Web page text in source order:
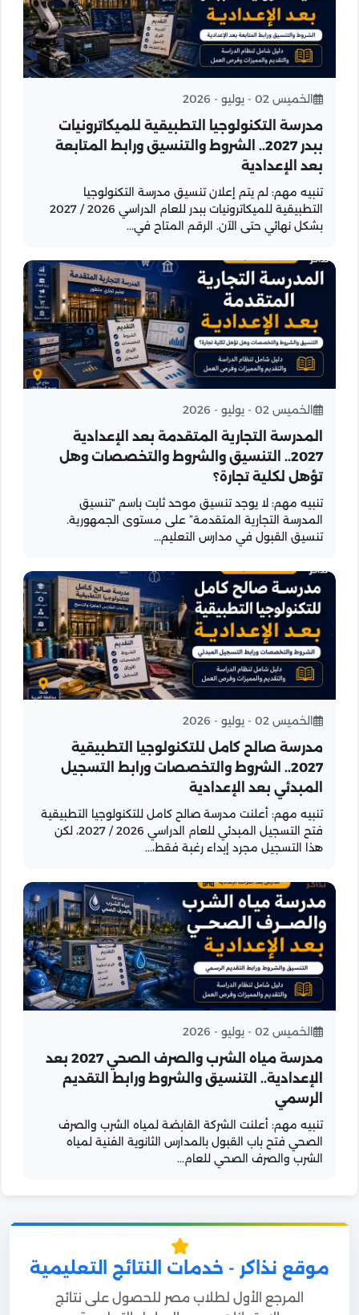
الخميس 02 - يوليو - 2026
مدرسة التكنولوجيا التطبيقية للميكاترونيات
ببدر 2027.. الشروط والتنسيق ورابط المتابعة
بعد الإعدادية
تنبيه مهم: لم يتم إعلان تنسيق مدرسة التكنولوجيا
التطبيقية للميكاترونيات ببدر للعام الدراسي 2026 / 2027
بشكل نهائي حتى الآن. الرقم المتاح في...
الخميس 02 - يوليو - 2026
المدرسة التجارية المتقدمة بعد الإعدادية
2027.. التنسيق والشروط والتخصصات وهل
تؤهل لكلية تجارة؟
تنبيه مهم: لا يوجد تنسيق موحد ثابت باسم “تنسيق
المدرسة التجارية المتقدمة” على مستوى الجمهورية.
تنسيق القبول في مدارس التعليم...
الخميس 02 - يوليو - 2026
مدرسة صالح كامل للتكنولوجيا التطبيقية
2027.. الشروط والتخصصات ورابط التسجيل
المبدئي بعد الإعدادية
تنبيه مهم: أعلنت مدرسة صالح كامل للتكنولوجيا التطبيقية
فتح التسجيل المبدئي للعام الدراسي 2026 / 2027، لكن
هذا التسجيل مجرد إبداء رغبة فقط،...
الخميس 02 - يوليو - 2026
مدرسة مياه الشرب والصرف الصحي 2027 بعد
الإعدادية.. التنسيق والشروط ورابط التقديم
الرسمي
تنبيه مهم: أعلنت الشركة القابضة لمياه الشرب والصرف
الصحي فتح باب القبول بالمدارس الثانوية الفنية لمياه
الشرب والصرف الصحي للعام...
موقع نذاكر - خدمات النتائج التعليمية
المرجع الأول لطلاب مصر للحصول على نتائج